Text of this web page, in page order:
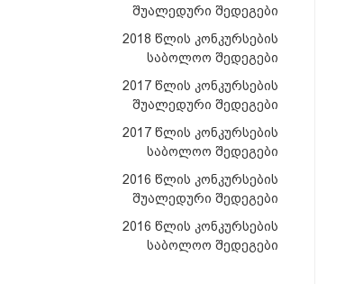
შუალედური შედეგები
2018 წლის კონკურსების
საბოლოო შედეგები
2017 წლის კონკურსების
შუალედური შედეგები
2017 წლის კონკურსების
საბოლოო შედეგები
2016 წლის კონკურსების
შუალედური შედეგები
2016 წლის კონკურსების
საბოლოო შედეგები